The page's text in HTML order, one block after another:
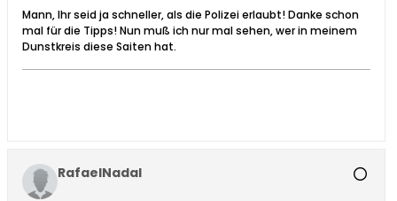
Mann, Ihr seid ja schneller, als die Polizei erlaubt! Danke schon
mal für die Tipps! Nun muß ich nur mal sehen, wer in meinem
Dunstkreis diese Saiten hat.
RafaelNadal